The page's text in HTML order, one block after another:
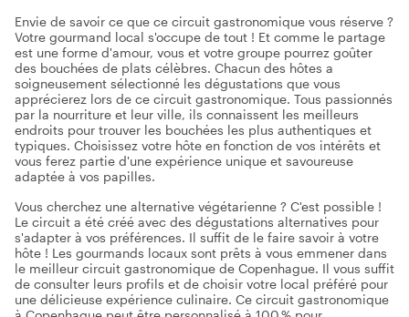
Envie de savoir ce que ce circuit gastronomique vous réserve ?
Votre gourmand local s'occupe de tout ! Et comme le partage
est une forme d'amour, vous et votre groupe pourrez goûter
des bouchées de plats célèbres. Chacun des hôtes a
soigneusement sélectionné les dégustations que vous
apprécierez lors de ce circuit gastronomique. Tous passionnés
par la nourriture et leur ville, ils connaissent les meilleurs
endroits pour trouver les bouchées les plus authentiques et
typiques. Choisissez votre hôte en fonction de vos intérêts et
vous ferez partie d'une expérience unique et savoureuse
adaptée à vos papilles.
Vous cherchez une alternative végétarienne ? C'est possible !
Le circuit a été créé avec des dégustations alternatives pour
s'adapter à vos préférences. Il suffit de le faire savoir à votre
hôte ! Les gourmands locaux sont prêts à vous emmener dans
le meilleur circuit gastronomique de Copenhague. Il vous suffit
de consulter leurs profils et de choisir votre local préféré pour
une délicieuse expérience culinaire. Ce circuit gastronomique